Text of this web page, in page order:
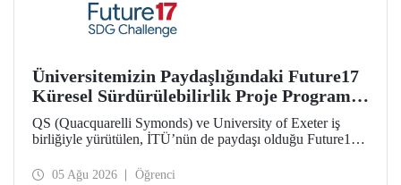
Üniversitemizin Paydaşlığındaki Future17
Küresel Sürdürülebilirlik Proje Programı,
Öğrencilerimizin Başvurularını Bekliyor
QS (Quacquarelli Symonds) ve University of Exeter iş
birliğiyle yürütülen, İTÜ’nün de paydaşı olduğu Future17
öğrenci başvuruları açıldı. Başvurular için son gün 31
05 Ağu 2026 Öğrenci